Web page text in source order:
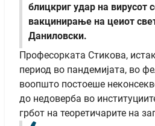
блицкриг удар на вирусот
вакцинирање на цеиот
Даниловски.
Професорката Стикова,
период во пандемијата, во
воопшто постоеше
до недоверба во
грбот на теоретичарите на